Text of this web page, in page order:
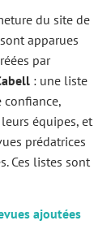
du site de
apparues
par
: une liste
confiance,
équipes, et
prédatrices
Ces listes sont
ajoutées